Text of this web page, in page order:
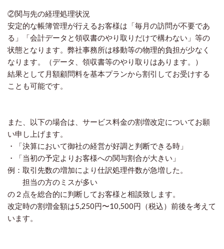
②関与先の経理処理状況
安定的な帳簿管理が行えるお客様は「毎月の訪問が不要であ
る」「会計データと領収書のやり取りだけで構わない」等の
状態となります。弊社事務所は移動等の物理的負担が少なく
なります。（データ、領収書等のやり取りはあります。）
結果として月額顧問料を基本プランから割引してお受けする
ことも可能です。
また、以下の場合は、サービス料金の割増改定についてお願
い申し上げます。
・「決算において御社の経営が好調と判断できる時」
・「当初の予定よりお客様への関与割合が大きい」
例：取引先数の増加により仕訳処理件数が急増した。
担当の方のミスが多い
の２点を総合的に判断してお客様と相談致します。
改定時の割増金額は5,250円〜10,500円（税込）前後を考えて
います。